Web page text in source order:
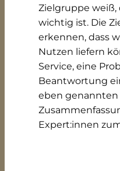
Zielgruppe weiß,
wichtig ist. Die
erkennen, dass
Nutzen liefern
Service, eine
Beantwortung
eben genannten
Expert:innen